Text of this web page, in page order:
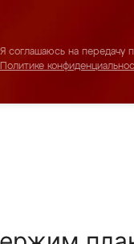
Я соглашаюсь на передачу
Политике